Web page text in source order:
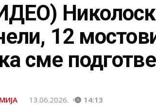
12
сме
13.06.2026. 14:13